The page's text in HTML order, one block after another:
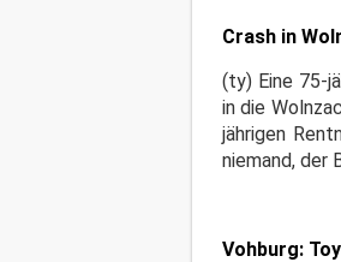
Crash in
(ty) Eine 75-
in die
jährigen
niemand, der
Vohburg: